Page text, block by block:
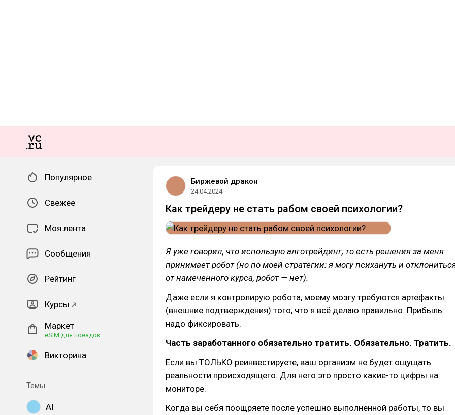
Популярное
Свежее
Моя лента
Сообщения
Рейтинг
Курсы
Маркет
eSIM для поездок
Викторина
Темы
AI
Биржевой дракон
24.04.2024
Как трейдеру не стать рабом своей психологии?
Я уже говорил, что использую алготрейдинг, то есть решения за меня
принимает робот (но по моей стратегии: я могу психануть и
от намеченного курса, робот — нет).
Даже если я контролирую робота, моему мозгу требуются артефакты
(внешние подтверждения) того, что я всё делаю правильно. Прибыль
надо фиксировать.
Часть заработанного обязательно тратить. Обязательно. Тратить.
Если вы ТОЛЬКО реинвестируете, ваш организм не будет ощущать
реальности происходящего. Для него это просто какие-то цифры на
мониторе.
Когда вы себя поощряете после успешно выполненной работы, то вы